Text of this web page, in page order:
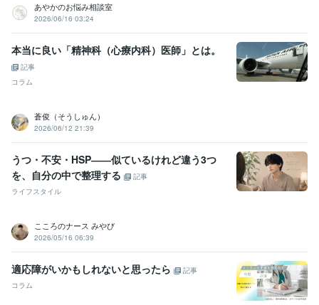
あやかのお悩み相談室
2026/06/16 03:24
本当に良い「精神科（心療内科）医師」とは。
記事
コラム
蒼俊（そうしゅん）
2026/06/12 21:39
うつ・不安・HSP――似ているけれど違う3つ
を、自分の中で整理する
記事
ライフスタイル
こころのナース みやび
2026/05/16 06:39
適応障がいかもしれないと思ったら
記事
コラム